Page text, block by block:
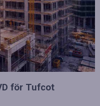
för Tufcot